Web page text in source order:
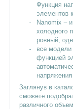
Функция
элементов
Nanomix –
холодного
ровный,
все модели
функцией
Заглянув в
сможете
различного